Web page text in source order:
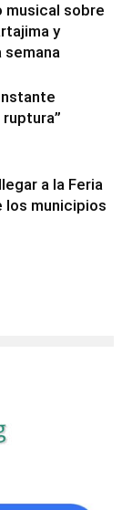
sobre
y
semana
a la Feria
los municipios